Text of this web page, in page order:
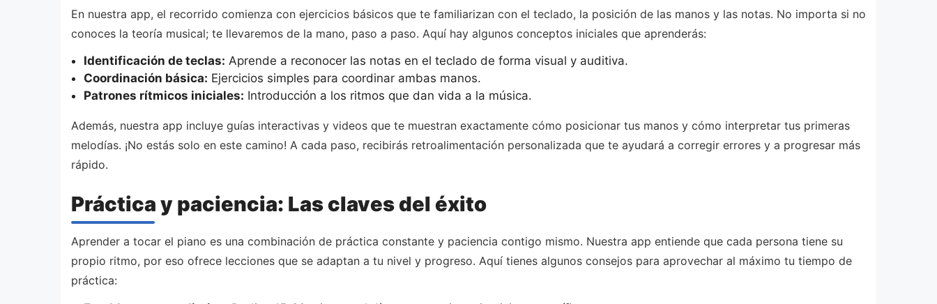
En nuestra app, el recorrido comienza con ejercicios básicos que te familiarizan con el teclado, la posición de las manos y las notas. No importa si no
conoces la teoría musical; te llevaremos de la mano, paso a paso. Aquí hay algunos conceptos iniciales que aprenderás:
Identificación de teclas: Aprende a reconocer las notas en el teclado de forma visual y auditiva.
Coordinación básica: Ejercicios simples para coordinar ambas manos.
Patrones rítmicos iniciales: Introducción a los ritmos que dan vida a la música.
Además, nuestra app incluye guías interactivas y videos que te muestran exactamente cómo posicionar tus manos y cómo interpretar tus primeras
melodías. ¡No estás solo en este camino! A cada paso, recibirás retroalimentación personalizada que te ayudará a corregir errores y a progresar más
rápido.
Práctica y paciencia: Las claves del éxito
Aprender a tocar el piano es una combinación de práctica constante y paciencia contigo mismo. Nuestra app entiende que cada persona tiene su
propio ritmo, por eso ofrece lecciones que se adaptan a tu nivel y progreso. Aquí tienes algunos consejos para aprovechar al máximo tu tiempo de
práctica: